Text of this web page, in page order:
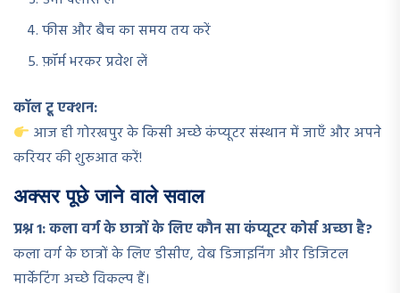
फीस और बैच का समय तय करें
फ़ॉर्म भरकर प्रवेश लें
कॉल टू एक्शन:
आज ही गोरखपुर के किसी अच्छे कंप्यूटर संस्थान में जाएँ और अपने
करियर की शुरुआत करें!
अक्सर पूछे जाने वाले सवाल
प्रश्न 1: कला वर्ग के छात्रों के लिए कौन सा कंप्यूटर कोर्स अच्छा है?
कला वर्ग के छात्रों के लिए डीसीए, वेब डिजाइनिंग और डिजिटल
मार्केटिंग अच्छे विकल्प हैं।